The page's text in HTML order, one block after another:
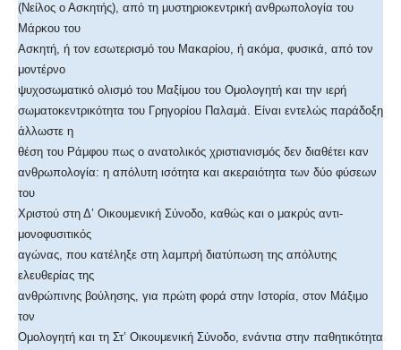
(Νείλος ο Ασκητής), από τη μυστηριοκεντρική ανθρωπολογία του
Μάρκου του
Ασκητή, ή τον εσωτερισμό του Μακαρίου, ή ακόμα, φυσικά, από τον
μοντέρνο
ψυχοσωματικό ολισμό του Μαξίμου του Ομολογητή και την ιερή
σωματοκεντρικότητα του Γρηγορίου Παλαμά. Είναι εντελώς παράδοξη
άλλωστε η
θέση του Ράμφου πως ο ανατολικός χριστιανισμός δεν διαθέτει καν
ανθρωπολογία: η απόλυτη ισότητα και ακεραιότητα των δύο φύσεων
του
Χριστού στη Δ’ Οικουμενική Σύνοδο, καθώς και ο μακρύς αντι-
μονοφυσιτικός
αγώνας, που κατέληξε στη λαμπρή διατύπωση της απόλυτης
ελευθερίας της
ανθρώπινης βούλησης, για πρώτη φορά στην Ιστορία, στον Μάξιμο
τον
Ομολογητή και τη Στ’ Οικουμενική Σύνοδο, ενάντια στην παθητικότητα